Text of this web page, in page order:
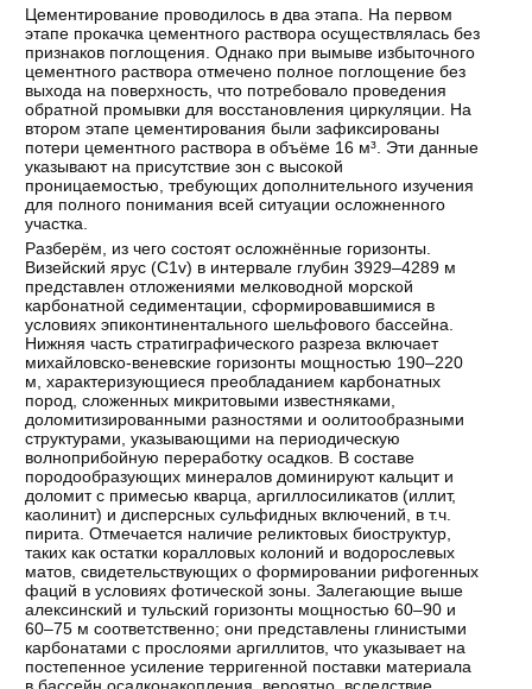
Цементирование проводилось в два этапа. На первом
этапе прокачка цементного раствора осуществлялась без
признаков поглощения. Однако при вымыве избыточного
цементного раствора отмечено полное поглощение без
выхода на поверхность, что потребовало проведения
обратной промывки для восстановления циркуляции. На
втором этапе цементирования были зафиксированы
потери цементного раствора в объёме 16 м³. Эти данные
указывают на присутствие зон с высокой
проницаемостью, требующих дополнительного изучения
для полного понимания всей ситуации осложненного
участка.
Разберём, из чего состоят осложнённые горизонты.
Визейский ярус (C1v) в интервале глубин 3929–4289 м
представлен отложениями мелководной морской
карбонатной седиментации, сформировавшимися в
условиях эпиконтинентального шельфового бассейна.
Нижняя часть стратиграфического разреза включает
михайловско-веневские горизонты мощностью 190–220
м, характеризующиеся преобладанием карбонатных
пород, сложенных микритовыми известняками,
доломитизированными разностями и оолитообразными
структурами, указывающими на периодическую
волноприбойную переработку осадков. В составе
породообразующих минералов доминируют кальцит и
доломит с примесью кварца, аргиллосиликатов (иллит,
каолинит) и дисперсных сульфидных включений, в т.ч.
пирита. Отмечается наличие реликтовых биоструктур,
таких как остатки коралловых колоний и водорослевых
матов, свидетельствующих о формировании рифогенных
фаций в условиях фотической зоны. Залегающие выше
алексинский и тульский горизонты мощностью 60–90 и
60–75 м соответственно; они представлены глинистыми
карбонатами с прослоями аргиллитов, что указывает на
постепенное усиление терригенной поставки материала